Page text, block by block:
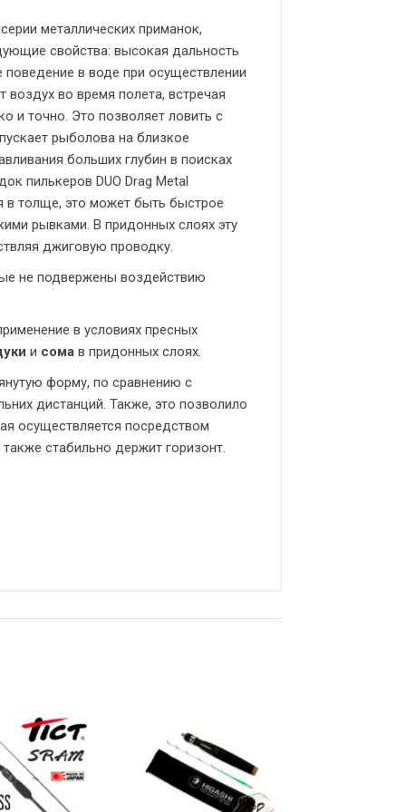
металлических приманок,
свойства: высокая дальность
поведение в воде при осуществлении
во время полета, встречая
и точно. Это позволяет ловить с
рыболова на близкое
больших глубин в поисках
пилькеров DUO Drag Metal
в толще, это может быть быстрое
рывками. В придонных слоях эту
джиговую проводку.
не подвержены воздействию
в условиях пресных
и сома в придонных слоях.
форму, по сравнению с
дистанций. Также, это позволило
осуществляется посредством
стабильно держит горизонт.